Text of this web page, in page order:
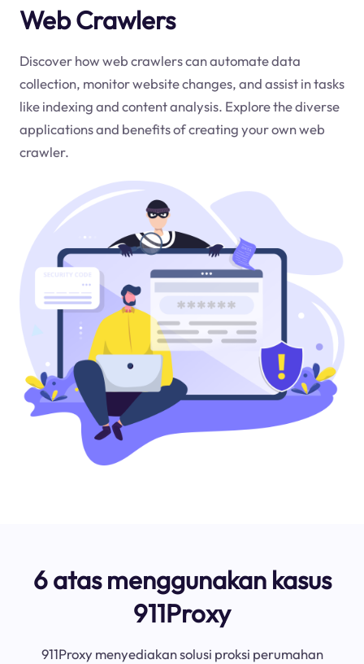
Web Crawlers
Discover how web crawlers can automate data
collection, monitor website changes, and assist in tasks
like indexing and content analysis. Explore the diverse
applications and benefits of creating your own web
crawler.
6 atas menggunakan kasus
911Proxy
911Proxy menyediakan solusi proksi perumahan